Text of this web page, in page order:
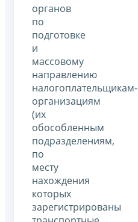
органов
по
подготовке
и
массовому
направлению
налогоплательщикам-
организациям
(их
обособленным
подразделениям,
по
месту
нахождения
которых
зарегистрированы